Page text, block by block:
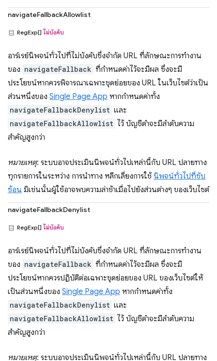
navigateFallbackAllowlist
RegExp[] ไม่บังคับ
อาร์เรย์นิพจน์ทั่วไปที่ไม่บังคับซึ่งจำกัด URL ที่ลักษณะการทำงาน
ของ navigateFallback ที่กำหนดค่าไว้จะมีผล ซึ่งจะมี
ประโยชน์หากควรพิจารณาเฉพาะชุดย่อยของ URL ในเว็บไซต์ว่าเป็น
ส่วนหนึ่งของ Single Page App หากกำหนดค่าทั้ง
navigateFallbackDenylist และ
navigateFallbackAllowlist ไว้ บัญชีดำจะมีลำดับความ
สำคัญสูงกว่า
หมายเหตุ: ระบบอาจประเมินนิพจน์ทั่วไปเหล่านี้กับ URL ปลายทาง
ทุกรายการในระหว่าง การนำทาง หลีกเลี่ยงการใช้ นิพจน์ทั่วไปที่ซับ
ซ้อน มิเช่นนั้นผู้ใช้อาจพบความล่าช้าเมื่อไปยังส่วนต่างๆ ของเว็บไซต์
navigateFallbackDenylist
RegExp[] ไม่บังคับ
อาร์เรย์นิพจน์ทั่วไปที่ไม่บังคับซึ่งจำกัด URL ที่ลักษณะการทำงาน
ของ navigateFallback ที่กำหนดค่าไว้จะมีผล ซึ่งจะมี
ประโยชน์หากควรปฏิบัติต่อเฉพาะชุดย่อยของ URL ของเว็บไซต์ให้
เป็นส่วนหนึ่งของ Single Page App หากกำหนดค่าทั้ง
navigateFallbackDenylist และ
navigateFallbackAllowlist ไว้ บัญชีดำจะมีลำดับความ
สำคัญสูงกว่า
หมายเหตุ: ระบบอาจประเมินนิพจน์ทั่วไปเหล่านี้กับ URL ปลายทาง